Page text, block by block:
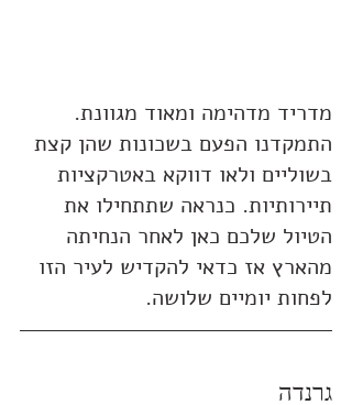
מדריד מדהימה ומאוד מגוונת.
התמקדנו הפעם בשכונות שהן קצת
בשוליים ולאו דווקא באטרקציות
תיירותיות. כנראה שתתחילו את
הטיול שלכם כאן לאחר הנחיתה
מהארץ אז כדאי להקדיש לעיר הזו
לפחות יומיים שלושה.
גרנדה